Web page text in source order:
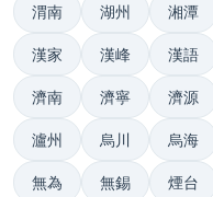
渭南 湖州 湘潭
漢家 漢峰 漢語
濟南 濟寧 濟源
瀘州 烏川 烏海
無為 無錫 煙台